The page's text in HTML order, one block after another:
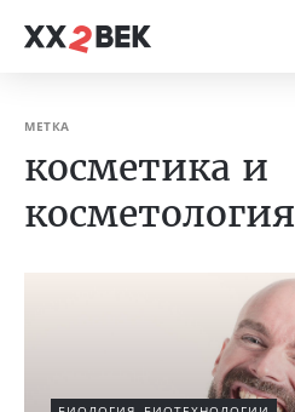
МЕТКА
косметика и
косметология